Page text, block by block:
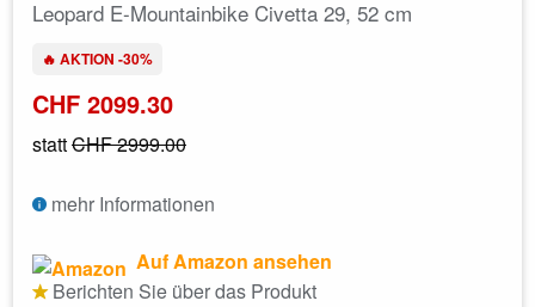
Leopard E-Mountainbike Civetta 29, 52 cm
🔥 AKTION -30%
CHF 2099.30
stattCHF 2999.00
mehr Informationen
Auf Amazon ansehen
Berichten Sie über das Produkt